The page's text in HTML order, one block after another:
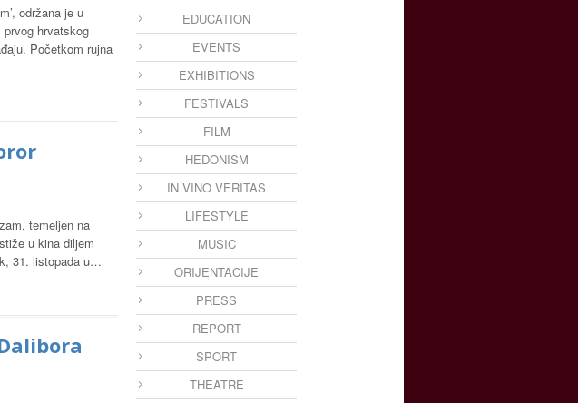
održana je u
prvog hrvatskog
Početkom rujna
temeljen na
u kina diljem
31. listopada u…
EDUCATION
EVENTS
EXHIBITIONS
FESTIVALS
FILM
HEDONISM
IN VINO VERITAS
LIFESTYLE
MUSIC
ORIJENTACIJE
PRESS
REPORT
SPORT
THEATRE